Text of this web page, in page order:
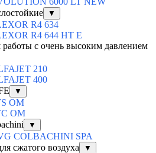
▼
R4 634
R4 644 HT E
с очень высоким давлением
210
400
▼
OM
OM
▼
COLBACHINI SPA
сжатого воздуха
▼